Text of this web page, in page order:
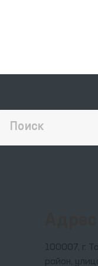
100007, г.
район,